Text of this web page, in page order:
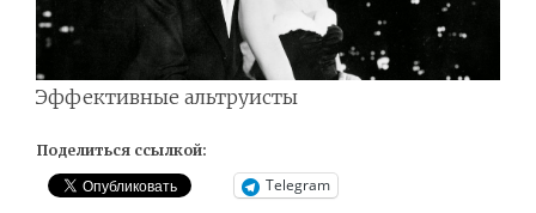
Эффективные альтруисты
Поделиться ссылкой:
Telegram